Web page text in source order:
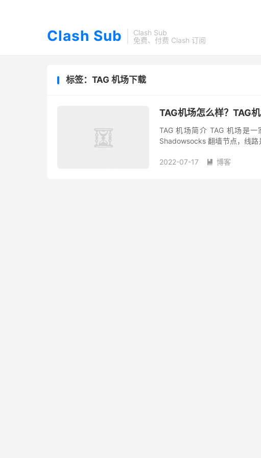
Clash Sub
Clash Sub
免费、付费 Clash 订阅
标签：TAG 机场下载
TAG机场怎么样？TAG
TAG 机场简介 TAG 机场是
Shadowsocks 翻墙节点，线路
2022-07-17  博客